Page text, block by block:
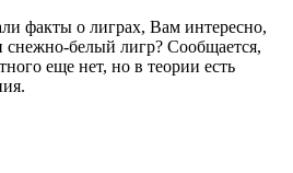
факты о лиграх, Вам интересно,
снежно-белый лигр? Сообщается,
еще нет, но в теории есть